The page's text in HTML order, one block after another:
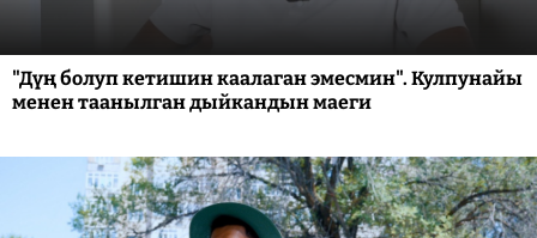
"Дүң болуп кетишин каалаган эмесмин". Кулпунайы
менен таанылган дыйкандын маеги